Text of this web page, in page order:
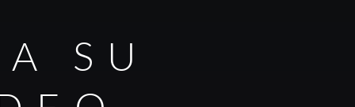
SU